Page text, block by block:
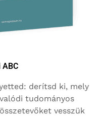
derítsd ki, mely
tudományos
vesszük